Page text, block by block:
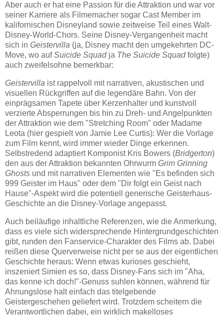
Aber auch er hat eine Passion für die Attraktion und war vor
seiner Karriere als Filmemacher sogar Cast Member im
kalifornischen Disneyland sowie zeitweise Teil eines Walt-
Disney-World-Chors. Seine Disney-Vergangenheit macht
sich in Geistervilla (ja, Disney macht den umgekehrten DC-
Move, wo aufSuicide Squadja The Suicide Squadfolgte)
auch zweifelsohne bemerkbar:
Geistervilla ist rappelvoll mit narrativen, akustischen und
visuellen Rückgriffen auf die legendäre Bahn. Von der
einprägsamen Tapete über Kerzenhalter und kunstvoll
verzierte Absperrungen bis hin zu Dreh- und Angelpunkten
der Attraktion wie dem "Stretching Room" oder Madame
Leota (hier gespielt von Jamie Lee Curtis): Wer die Vorlage
zum Film kennt, wird immer wieder Dinge erkennen.
Selbstredend adaptiert Komponist Kris Bowers (Bridgerton)
den aus der Attraktion bekannten Ohrwurm Grim Grinning
Ghosts und mit narrativen Elementen wie "Es befinden sich
999 Geister im Haus" oder dem "Dir folgt ein Geist nach
Hause"-Aspekt wird die potentiell generische Geisterhaus-
Geschichte an die Disney-Vorlage angepasst.
Auch beiläufige inhaltliche Referenzen, wie die Anmerkung,
dass es viele sich widersprechende Hintergrundgeschichten
gibt, runden den Fanservice-Charakter des Films ab. Dabei
reißen diese Querverweise nicht per se aus der eigentlichen
Geschichte heraus: Wenn etwas kurioses geschieht,
inszeniert Simien es so, dass Disney-Fans sich im "Aha,
das kenne ich doch!"-Genuss suhlen können, während für
Ahnungslose halt einfach das titelgebende
Geistergeschehen geliefert wird. Trotzdem scheitern die
Verantwortlichen dabei, ein wirklich makelloses